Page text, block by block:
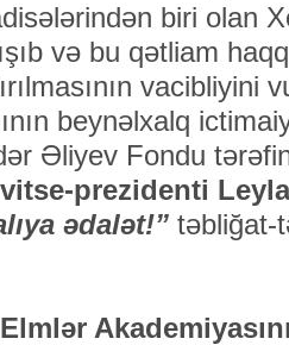
biri olan
və bu qətliam
vacibliyini
beynəlxalq
Əliyev Fondu
prezidenti
ədalət!” təbliğat-